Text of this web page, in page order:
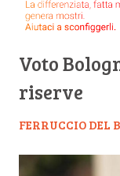
Voto
riserve
FERRUCCIO DEL